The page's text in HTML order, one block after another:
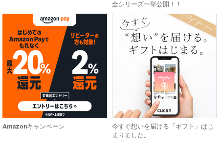
全シリーズ一挙公開！！
Amazonキャンペーン
今すぐ想いを届ける「ギフト」はじ
まりました。